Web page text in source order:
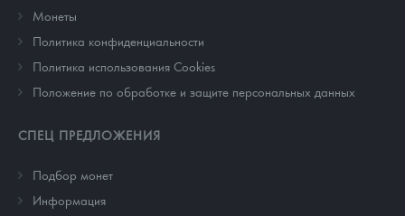
Монеты
Политика конфиденциальности
Политика использования Cookies
Положение по обработке и защите персональных данных
СПЕЦ ПРЕДЛОЖЕНИЯ
Подбор монет
Информация